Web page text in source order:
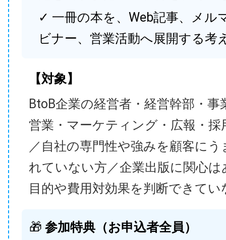
✓ 一冊の本を、Web記事、メル
ビナー、営業活動へ展開する考
【対象】
BtoB企業の経営者・経営幹部・事
営業・マーケティング・広報・採
／自社の専門性や強みを顧客に
れていない方／企業出版に関心
目的や費用対効果を判断できてい
🎁 参加特典（お申込者全員）